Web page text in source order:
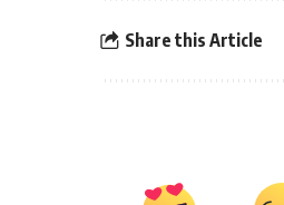
Share this Article